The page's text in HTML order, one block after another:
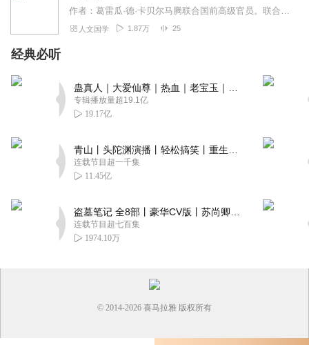
作者：葛雷瓜·德·卡贝尔马腾联合国前高级官员。联合国对抗沙漠化国际公约组织副秘书长。美国约翰·霍普金斯大学国际关系学硕士，政治科学文学硕士，日内瓦大学法学硕士。...
人文国学 1.87万 25
经典必听
专辑播放量超19.1亿
19.17亿
连载节目超一千集
11.45亿
连载节目超七百集
1974.10万
© 2014-2026 喜马拉雅 版权所有